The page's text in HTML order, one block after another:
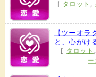
[ タロット ,
【ツーオ
と、心がけ
[ タロット